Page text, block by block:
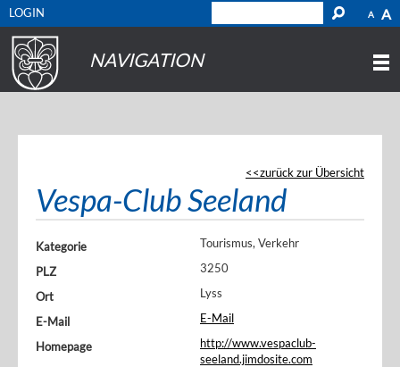
A A
LOGIN
NAVIGATION
zurück zur Übersicht
Vespa-Club Seeland
Kategorie
Tourismus, Verkehr
PLZ
3250
Ort
Lyss
E-Mail
E-Mail
Homepage
http://www.vespaclub-
seeland.jimdosite.com